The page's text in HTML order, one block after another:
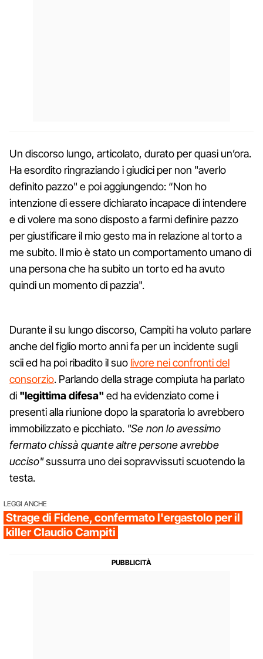
Un discorso lungo, articolato, durato per quasi un’ora.
Ha esordito ringraziando i giudici per non "averlo
definito pazzo" e poi aggiungendo: “Non ho
intenzione di essere dichiarato incapace di intendere
e di volere ma sono disposto a farmi definire pazzo
per giustificare il mio gesto ma in relazione al torto a
me subito. Il mio è stato un comportamento umano di
una persona che ha subito un torto ed ha avuto
quindi un momento di pazzia".
Durante il su lungo discorso, Campiti ha voluto parlare
anche del figlio morto anni fa per un incidente sugli
scii ed ha poi ribadito il suo livore nei confronti del
consorzio. Parlando della strage compiuta ha parlato
di "legittima difesa" ed ha evidenziato come i
presenti alla riunione dopo la sparatoria lo avrebbero
immobilizzato e picchiato. "Se non lo avessimo
fermato chissà quante altre persone avrebbe
ucciso"sussurra uno dei sopravvissuti scuotendo la
testa.
LEGGI ANCHE
Strage di Fidene, confermato l'ergastolo per il
killer Claudio Campiti